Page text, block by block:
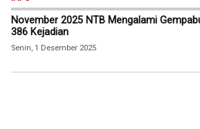
November 2025 NTB Mengalami
386 Kejadian
Senin, 1 Desember 2025